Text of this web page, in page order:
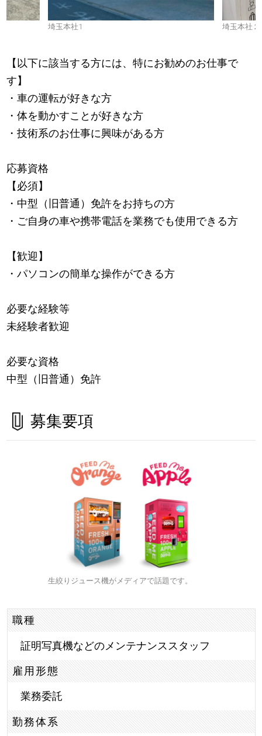
埼玉本社1 埼玉本社２
【以下に該当する方には、特にお勧めのお仕事で
す】
・車の運転が好きな方
・体を動かすことが好きな方
・技術系のお仕事に興味がある方
応募資格
【必須】
・中型（旧普通）免許をお持ちの方
・ご自身の車や携帯電話を業務でも使用できる方
【歓迎】
・パソコンの簡単な操作ができる方
必要な経験等
未経験者歓迎
必要な資格
中型（旧普通）免許
募集要項
生絞りジュース機がメディアで話題です。
職種
証明写真機などのメンテナンススタッフ
雇用形態
業務委託
勤務体系